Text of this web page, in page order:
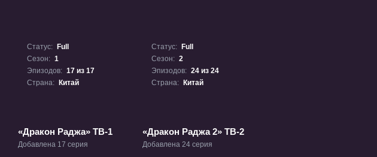
Статус:
Full
Сезон: 1
Эпизодов: 17 из 17
Страна:
Китай
«Дракон Раджа» ТВ-1
Добавлена 17 серия
Статус:
Full
Сезон: 2
Эпизодов: 24 из 24
Страна:
Китай
«Дракон Раджа 2» ТВ-2
Добавлена 24 серия